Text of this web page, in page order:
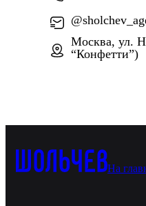
Москва, ул.
“Конфетти”)
На